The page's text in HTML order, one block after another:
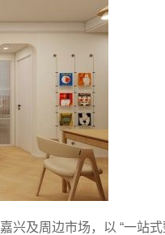
兴及周边市场，以 “一站